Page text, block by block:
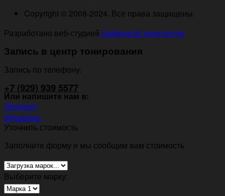
Copyright © 2008-2024. Все права защищены.
Разработано веб-студией Цифровой архитектор
Запись в центр тонирования
Запись по телефону:
+7 (929) 939 5577
Или напишите нам в:
Telegram
WhatsApp
Уточнить стоимость
Заполните форму и мы сообщим вам стоимость
Выберите марку: